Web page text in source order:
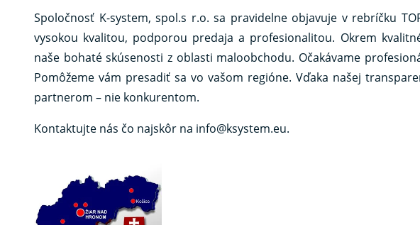
Spoločnosť K-system, spol.s r.o. sa pravidelne objavuje v rebríčku
vysokou kvalitou, podporou predaja a profesionalitou. Okrem
naše bohaté skúsenosti z oblasti maloobchodu. Očakávame
Pomôžeme vám presadiť sa vo vašom regióne. Vďaka našej
partnerom – nie konkurentom.
Kontaktujte nás čo najskôr na info@ksystem.eu.